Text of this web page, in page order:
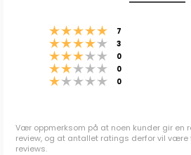
Karakter: 5 av 5
7
Karakter: 4 av 5
3
Karakter: 3 av 5
0
Karakter: 2 av 5
0
Karakter: 1 av 5
0
Vær oppmerksom på at noen kunder gir en
review, og at antallet ratings derfor vil
reviews.